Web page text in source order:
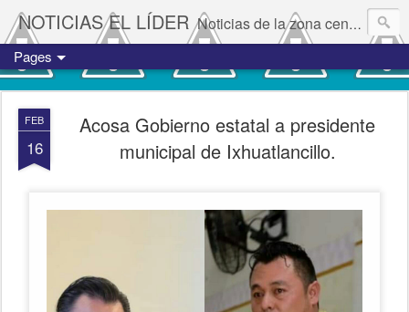
NOTICIAS EL LÍDER Noticias de la zona centro del estado de Veracruz.
Pages
FEB
16
Acosa Gobierno estatal a presidente
municipal de Ixhuatlancillo.